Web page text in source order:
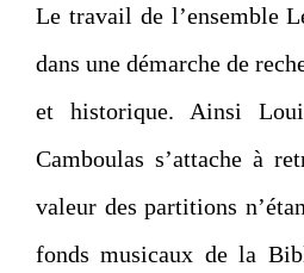
Le travail de l’ensemble
dans une démarche de
et historique. Ainsi
Camboulas s’attache à
valeur des partitions
fonds musicaux de la